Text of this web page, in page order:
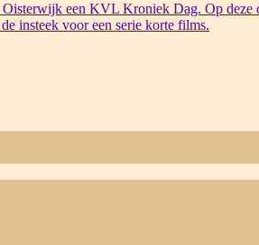
Oisterwijk een KVL Kroniek Dag. Op
insteek voor een serie korte films.